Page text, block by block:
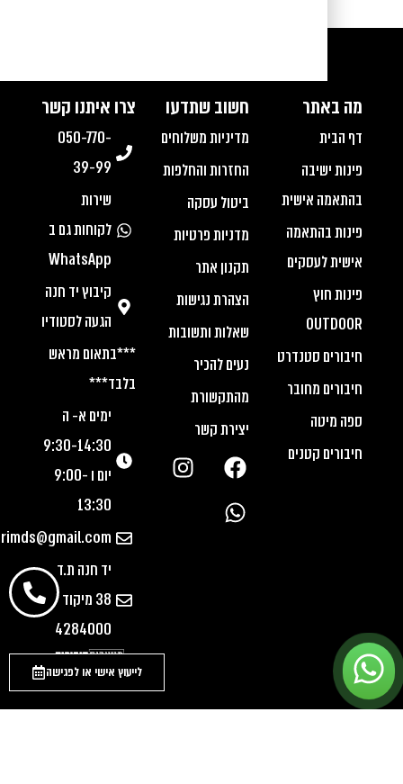
לייעוץ אישי או לפגישה
מה באתר
דף הבית
פינות ישיבה
בהתאמה אישית
פינות בהתאמה
אישית לעסקים
פינות חוץ
OUTDOOR
חיבורים סטנדרט
חיבורים מחובר
ספה מיטה
חיבורים קטנים
חשוב שתדעו
מדיניות משלוחים
החזרות והחלפות
ביטול עסקה
מדניות פרטיות
תקנון אתר
הצהרת נגישות
שאלות ותשובות
נעים להכיר
מהתקשורת
יצירת קשר
צרו איתנו קשר
050-770-
39-99
שירות
לקוחות גם ב
WhatsApp
קיבוץ יד חנה
הגעה לסטודיו
***בתאום מראש
בלבד***
ימים א- ה
9:30-14:30
יום ו 9:00-
13:30
יד חנה ת.ד
38 מיקוד
4284000